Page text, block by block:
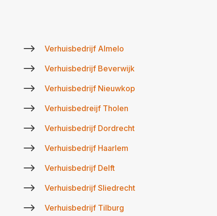
$ Verhuisbedrijf Almelo
$ Verhuisbedrijf Beverwijk
$ Verhuisbedrijf Nieuwkop
$ Verhuisbedreijf Tholen
$ Verhuisbedrijf Dordrecht
$ Verhuisbedrijf Haarlem
$ Verhuisbedrijf Delft
$ Verhuisbedrijf Sliedrecht
$ Verhuisbedrijf Tilburg